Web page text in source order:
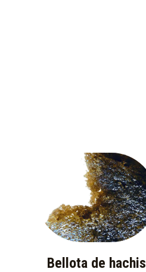
Bellota de hachis